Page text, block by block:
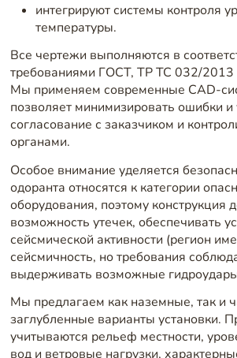
интегрируют системы контроля
температуры.
Все чертежи выполняются в
требованиями ГОСТ, ТР ТС 032/
Мы применяем современные CAD-
позволяет минимизировать ошибки и
согласование с заказчиком и
органами.
Особое внимание уделяется
одоранта относятся к категории
оборудования, поэтому конструкция
возможность утечек, обеспечивать
сейсмической активности (регион
сейсмичность, но требования
выдерживать возможные
Мы предлагаем как наземные, так и
заглубленные варианты установки.
учитываются рельеф местности,
вод и ветровые нагрузки,